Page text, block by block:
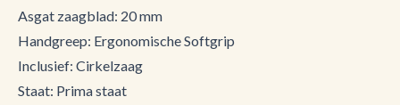
Asgat zaagblad: 20 mm
Handgreep: Ergonomische Softgrip
Inclusief: Cirkelzaag
Staat: Prima staat